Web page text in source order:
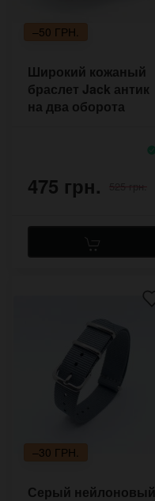
–50 ГРН.
Широкий кожаный
браслет Jack антик
на два оборота
475 грн. 525 грн.
–30 ГРН.
Серый нейлоновый